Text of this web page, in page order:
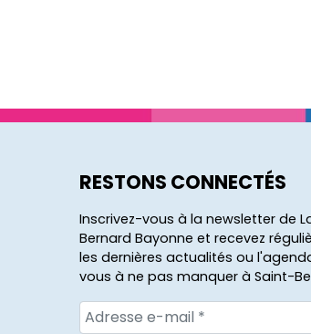
RESTONS CONNECTÉS
Inscrivez-vous à la newsletter de
Bernard Bayonne et recevez
les dernières actualités ou
vous à ne pas manquer à Saint-